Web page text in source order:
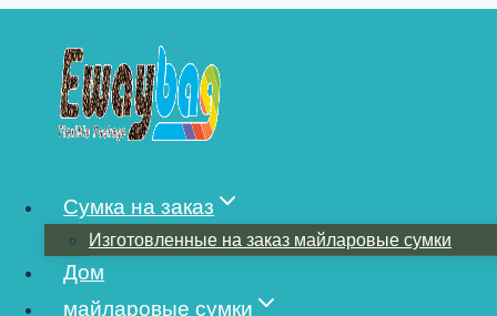
содержимому
Сумка на заказ
Изготовленные на заказ майларовые сумки
Дом
майларовые сумки
ИЗ ТОНКИХ
ПРЕКРАСНЫЕ